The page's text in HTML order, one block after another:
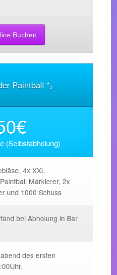
Buchen
Paintball *₂
(Selbstabholung)
4x XXL
Markierer, 2x
und 1000 Schuss
bei Abholung in Bar
des ersten